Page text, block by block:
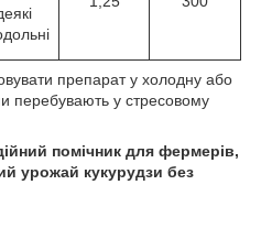
препарат у холодну або
перебувають у стресовому
помічник для фермерів,
урожай кукурудзи без